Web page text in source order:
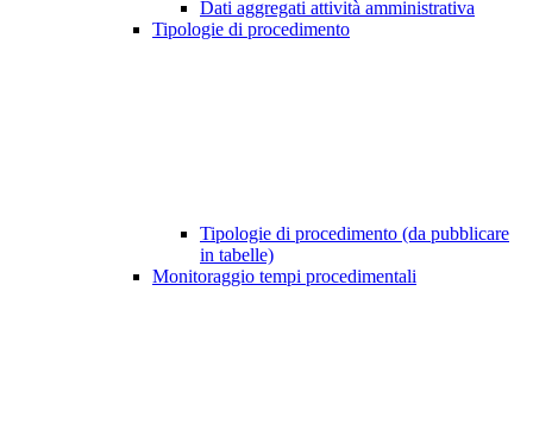
Dati aggregati attività amministrativa
Tipologie di procedimento
Tipologie di procedimento (da pubblicare
in tabelle)
Monitoraggio tempi procedimentali